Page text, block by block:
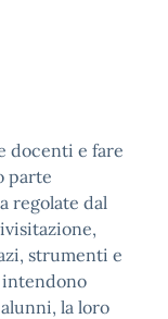
docenti e fare
parte
regolate dal
strumenti e
la loro